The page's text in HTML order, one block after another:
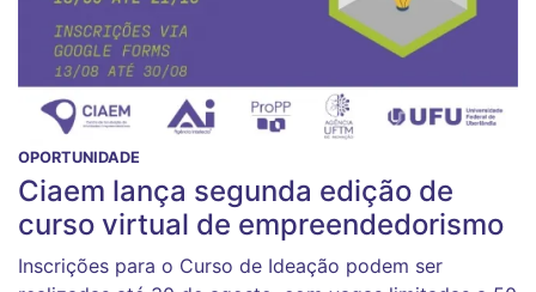
OPORTUNIDADE
Ciaem lança segunda edição de
curso virtual de empreendedorismo
Inscrições para o Curso de Ideação podem ser